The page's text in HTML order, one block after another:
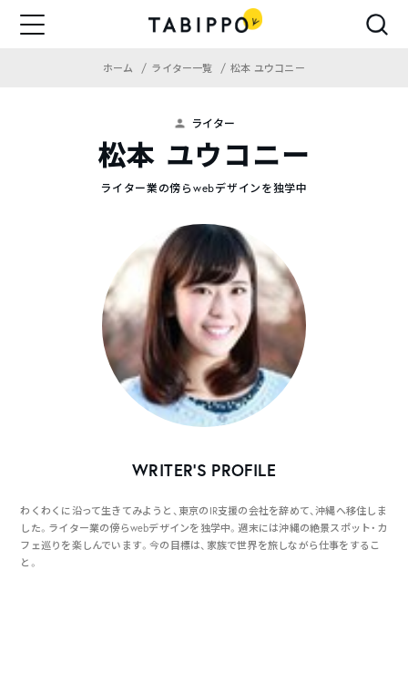
ホーム ライター一覧 松本 ユウコニー
ライター
松本 ユウコニー
ライター業の傍らwebデザインを独学中
WRITER’S PROFILE
わくわくに沿って生きてみようと、東京のIR支援の会社を辞めて、沖縄へ移住しま
した。ライター業の傍らwebデザインを独学中。週末には沖縄の絶景スポット・カ
フェ巡りを楽しんでいます。今の目標は、家族で世界を旅しながら仕事をするこ
と。